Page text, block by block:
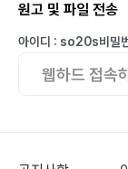
원고 및 파일 전송
아이디 : so20s비밀
웹하드 접속